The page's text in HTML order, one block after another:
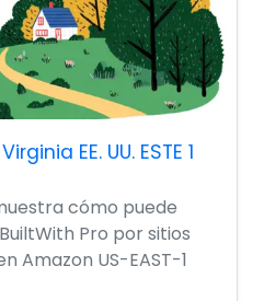
EE. UU. ESTE 1
cómo puede
Pro por sitios
Amazon US-EAST-1